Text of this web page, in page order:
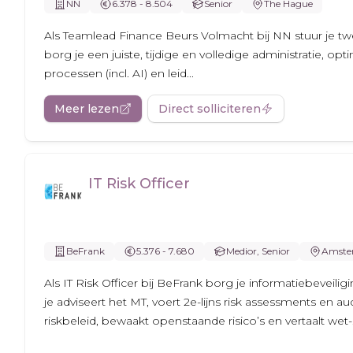
NN 6.378 - 8.504 Senior The Hague
Als Teamlead Finance Beurs Volmacht bij NN stuur je
borg je een juiste, tijdige en volledige administratie,
processen (incl. AI) en leid...
Meer lezen Direct solliciteren
IT Risk Officer
BeFrank 5.376 - 7.680 Medior, Senior
Als IT Risk Officer bij BeFrank borg je
je adviseert het MT, voert 2e-lijns risk assessments en
riskbeleid, bewaakt openstaande risico’s en vertaalt wet-